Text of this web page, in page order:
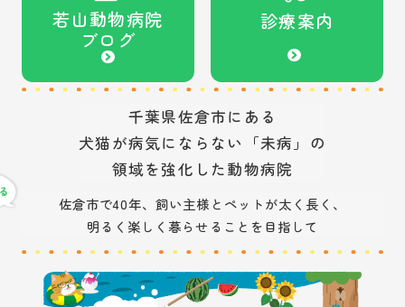
若山動物病院
ブログ
診療案内
千葉県佐倉市にある
犬猫が病気にならない「未病」の
領域を強化した動物病院
佐倉市で40年、飼い主様とペットが太く長く、
明るく楽しく暮らせることを目指して